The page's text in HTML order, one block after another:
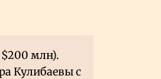
млн).
Кулибаевы с